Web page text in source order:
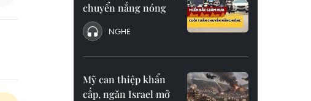
chuyển nắng nóng
NGHE
Mỹ can thiệp khẩn
cấp, ngăn Israel mở